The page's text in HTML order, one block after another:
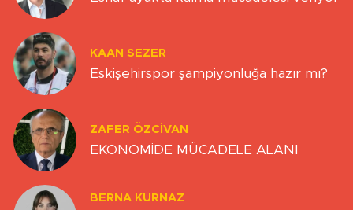
KAAN SEZER
Eskişehirspor şampiyonluğa hazır mı?
ZAFER ÖZCIVAN
EKONOMİDE MÜCADELE ALANI
BERNA KURNAZ